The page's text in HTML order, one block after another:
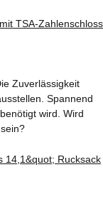
Zuverlässigkeit
Spannend
wird. Wird